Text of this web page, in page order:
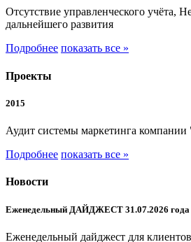
Отсутствие управленческого учёта,
дальнейшего развития
Подробнее показать все »
Проекты
2015
Аудит системы маркетинга
Подробнее показать все »
Новости
Еженедельный ДАЙДЖЕСТ 31.07.2026 года
Еженедельный дайджест для